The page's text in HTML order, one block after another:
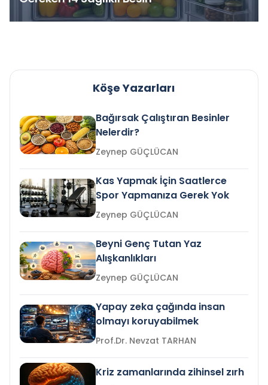
Köşe Yazarları
Bağırsak Çalıştıran Besinler
Nelerdir?
Zeynep GÜÇLÜCAN
Kas Yapmak İçin Saatlerce
Spor Yapmanıza Gerek Yok
Zeynep GÜÇLÜCAN
Beyni Genç Tutan Yaz
Alışkanlıkları
Zeynep GÜÇLÜCAN
Yapay zeka çağında insan
olmayı koruyabilmek
Prof.Dr. Nevzat TARHAN
Kriz zamanlarında zihinsel zırh